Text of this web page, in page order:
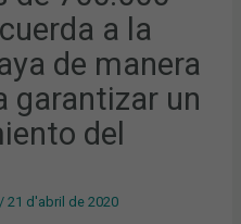
a la
de manera
garantizar un
del
/21 d'abril de 2020